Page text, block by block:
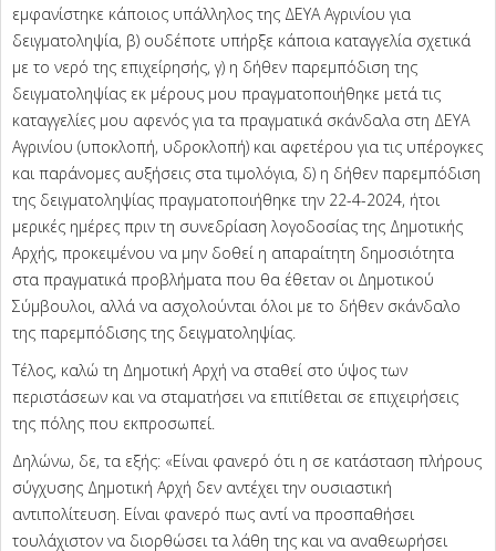
εμφανίστηκε κάποιος υπάλληλος της ΔΕΥΑ Αγρινίου για
δειγματοληψία, β) ουδέποτε υπήρξε κάποια καταγγελία σχετικά
με το νερό της επιχείρησής, γ) η δήθεν παρεμπόδιση της
δειγματοληψίας εκ μέρους μου πραγματοποιήθηκε μετά τις
καταγγελίες μου αφενός για τα πραγματικά σκάνδαλα στη ΔΕΥΑ
Αγρινίου (υποκλοπή, υδροκλοπή) και αφετέρου για τις υπέρογκες
και παράνομες αυξήσεις στα τιμολόγια, δ) η δήθεν παρεμπόδιση
της δειγματοληψίας πραγματοποιήθηκε την 22-4-2024, ήτοι
μερικές ημέρες πριν τη συνεδρίαση λογοδοσίας της Δημοτικής
Αρχής, προκειμένου να μην δοθεί η απαραίτητη δημοσιότητα
στα πραγματικά προβλήματα που θα έθεταν οι Δημοτικού
Σύμβουλοι, αλλά να ασχολούνται όλοι με το δήθεν σκάνδαλο
της παρεμπόδισης της δειγματοληψίας.
Τέλος, καλώ τη Δημοτική Αρχή να σταθεί στο ύψος των
περιστάσεων και να σταματήσει να επιτίθεται σε επιχειρήσεις
της πόλης που εκπροσωπεί.
Δηλώνω, δε, τα εξής: «Είναι φανερό ότι η σε κατάσταση πλήρους
σύγχυσης Δημοτική Αρχή δεν αντέχει την ουσιαστική
αντιπολίτευση. Είναι φανερό πως αντί να προσπαθήσει
τουλάχιστον να διορθώσει τα λάθη της και να αναθεωρήσει